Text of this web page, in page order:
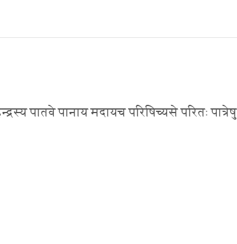
पातवे पानाय मदायच परिषिच्यसे परितः पात्रेषु